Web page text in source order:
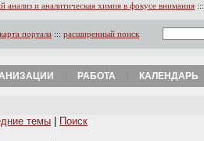
анализ и аналитическая химия в фокусе внимания :::
карта портала ::: расширенный поиск
РАБОТА КАЛЕНДАРЬ
темы Поиск